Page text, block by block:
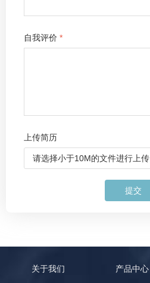
自我评价 *
上传简历
请选择小于10M的文件进行上传
提交
关于我们 产品中心